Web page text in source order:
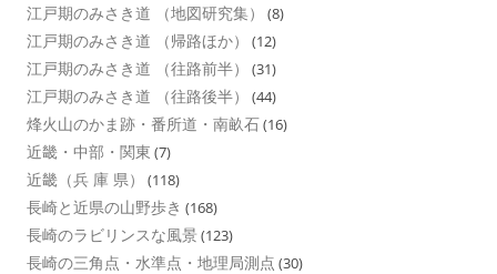
江戸期のみさき道 （地図研究集） (8)
江戸期のみさき道 （帰路ほか） (12)
江戸期のみさき道 （往路前半） (31)
江戸期のみさき道 （往路後半） (44)
烽火山のかま跡・番所道・南畝石(16)
近畿・中部・関東 (7)
近畿（兵 庫 県） (118)
長崎と近県の山野歩き (168)
長崎のラビリンスな風景 (123)
長崎の三角点・水準点・地理局測点 (30)